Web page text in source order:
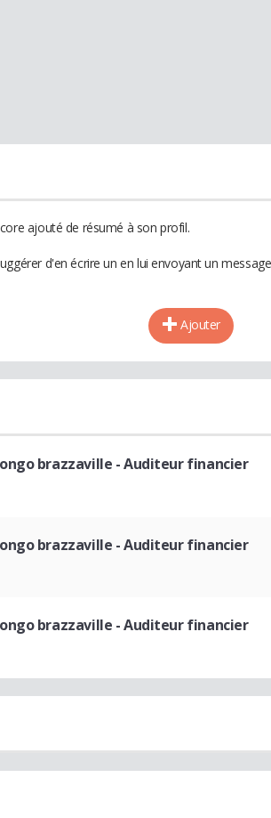
ajouté de résumé à son profil.
d'en écrire un en lui envoyant un
Ajouter
brazzaville - Auditeur financier
brazzaville - Auditeur financier
brazzaville - Auditeur financier